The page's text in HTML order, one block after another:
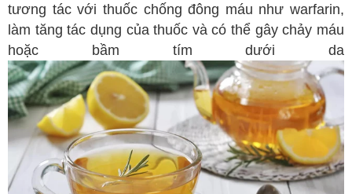
tương tác với thuốc chống đông máu như warfarin,
làm tăng tác dụng của thuốc và có thể gây chảy máu
hoặc bầm tím dưới da